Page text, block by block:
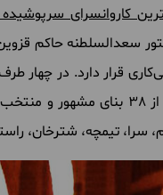
کاروانسرای
سعدالسلطنه حاکم
قرار دارد. در چهار
دوره
سرا، تیمچه، شترخان،